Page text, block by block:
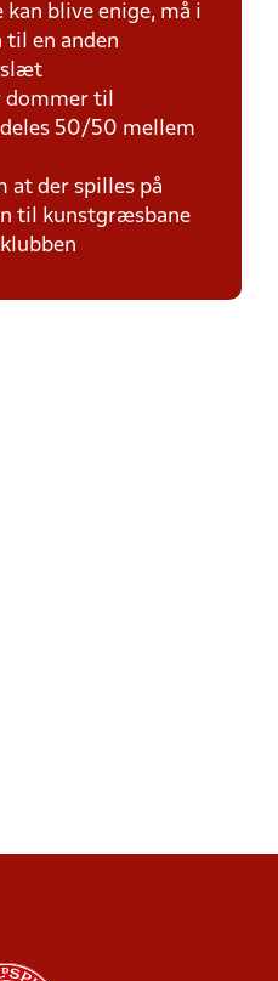
blive enige, må i
til en anden
dommer til
50/50 mellem
at der spilles på
til kunstgræsbane